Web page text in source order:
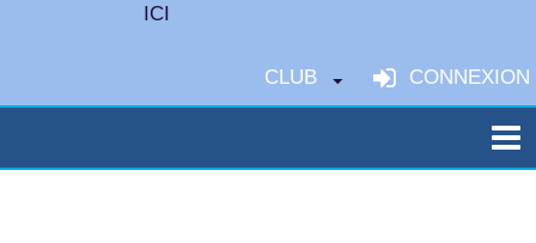
ICI
CLUB CONNEXION